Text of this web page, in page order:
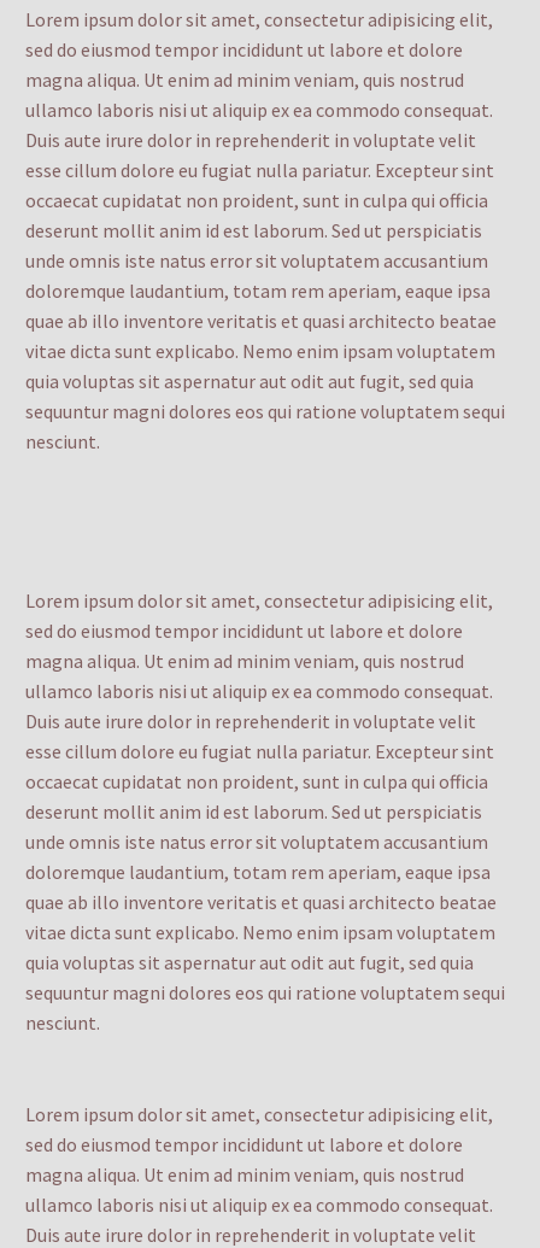
Lorem ipsum dolor sit amet, consectetur adipisicing elit,
sed do eiusmod tempor incididunt ut labore et dolore
magna aliqua. Ut enim ad minim veniam, quis nostrud
ullamco laboris nisi ut aliquip ex ea commodo consequat.
Duis aute irure dolor in reprehenderit in voluptate velit
esse cillum dolore eu fugiat nulla pariatur. Excepteur sint
occaecat cupidatat non proident, sunt in culpa qui officia
deserunt mollit anim id est laborum. Sed ut perspiciatis
unde omnis iste natus error sit voluptatem accusantium
doloremque laudantium, totam rem aperiam, eaque ipsa
quae ab illo inventore veritatis et quasi architecto beatae
vitae dicta sunt explicabo. Nemo enim ipsam voluptatem
quia voluptas sit aspernatur aut odit aut fugit, sed quia
sequuntur magni dolores eos qui ratione voluptatem sequi
nesciunt.
Lorem ipsum dolor sit amet, consectetur adipisicing elit,
sed do eiusmod tempor incididunt ut labore et dolore
magna aliqua. Ut enim ad minim veniam, quis nostrud
ullamco laboris nisi ut aliquip ex ea commodo consequat.
Duis aute irure dolor in reprehenderit in voluptate velit
esse cillum dolore eu fugiat nulla pariatur. Excepteur sint
occaecat cupidatat non proident, sunt in culpa qui officia
deserunt mollit anim id est laborum. Sed ut perspiciatis
unde omnis iste natus error sit voluptatem accusantium
doloremque laudantium, totam rem aperiam, eaque ipsa
quae ab illo inventore veritatis et quasi architecto beatae
vitae dicta sunt explicabo. Nemo enim ipsam voluptatem
quia voluptas sit aspernatur aut odit aut fugit, sed quia
sequuntur magni dolores eos qui ratione voluptatem sequi
nesciunt.
Lorem ipsum dolor sit amet, consectetur adipisicing elit,
sed do eiusmod tempor incididunt ut labore et dolore
magna aliqua. Ut enim ad minim veniam, quis nostrud
ullamco laboris nisi ut aliquip ex ea commodo consequat.
Duis aute irure dolor in reprehenderit in voluptate velit